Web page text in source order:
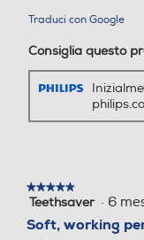
Traduci con Google
Consiglia questo
★★★★★
★★★★★
5
5
Teethsaver · 6
Soft, working